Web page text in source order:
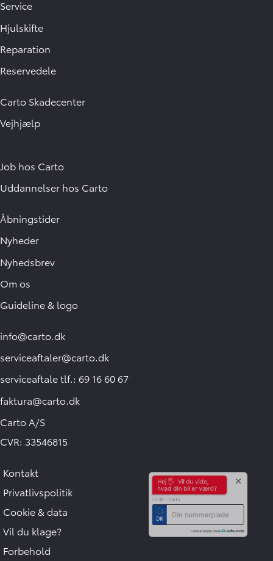
Service
Hjulskifte
Reparation
Reservedele
Carto Skadecenter
Vejhjælp
Job hos Carto
Uddannelser hos Carto
Åbningstider
Nyheder
Nyhedsbrev
Om os
Guideline & logo
info@carto.dk
serviceaftaler@carto.dk
serviceaftale tlf.: 69 16 60 67
faktura@carto.dk
Carto A/S
CVR: 33546815
Kontakt
Privatlivspolitik
Cookie & data
Vil du klage?
Forbehold
Hej 🖐 Vil du vide,
hvad din bil er værd?
-Carto